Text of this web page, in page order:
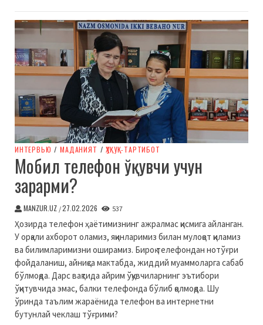
ИНТЕРВЬЮ / МАДАНИЯТ / ҲУҚУҚ-ТАРТИБОТ
Мобил телефон ўқувчи учун
зарарми?
MANZUR.UZ /27.02.2026 537
Ҳозирда телефон ҳаётимизнинг ажралмас қисмига айланган.
У орқали ахборот оламиз, яқинларимиз билан мулоқот қиламиз
ва билимларимизни оширамиз. Бироқ телефондан нотўғри
фойдаланиш, айниқса мактабда, жиддий муаммоларга сабаб
бўлмоқда. Дарс вақтида айрим ўқувчиларнинг эътибори
ўқитувчида эмас, балки телефонда бўлиб қолмоқда. Шу
ўринда таълим жараёнида телефон ва интернетни
бутунлай чеклаш тўғрими?